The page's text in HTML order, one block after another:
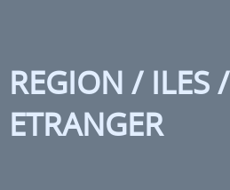
REGION / ILES /
ETRANGER